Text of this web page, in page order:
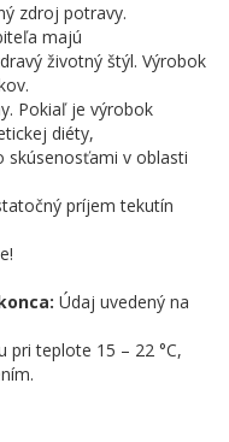
zdroj potravy.
majú
životný štýl. Výrobok
Pokiaľ je výrobok
diéty,
skúsenosťami v oblasti
príjem tekutín
Údaj uvedený na
pri teplote 15 – 22 °C,